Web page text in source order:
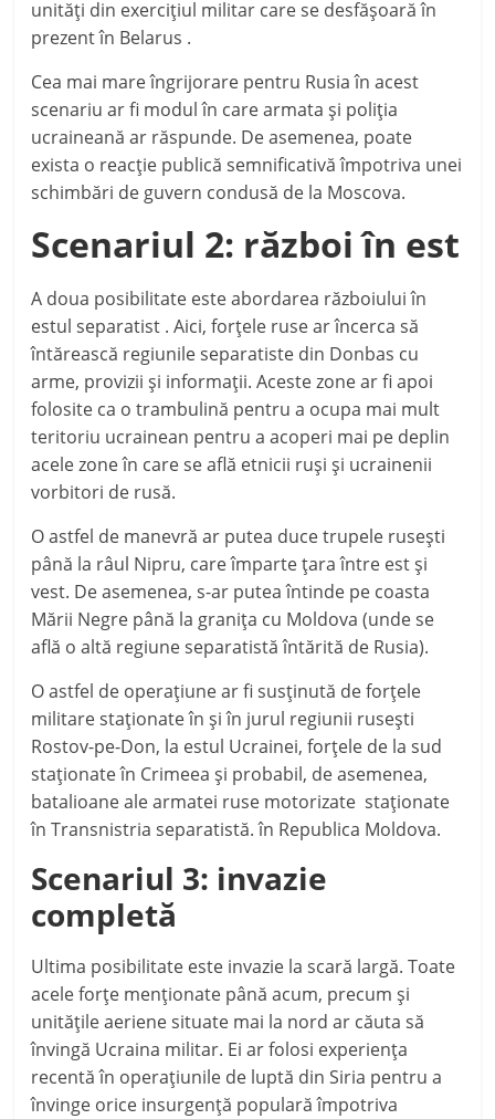
unităţi din exerciţiul militar care se desfăşoară în
prezent în Belarus .
Cea mai mare îngrijorare pentru Rusia în acest
scenariu ar fi modul în care armata şi poliţia
ucraineană ar răspunde. De asemenea, poate
exista o reacţie publică semnificativă împotriva unei
schimbări de guvern condusă de la Moscova.
Scenariul 2: război în est
A doua posibilitate este abordarea războiului în
estul separatist . Aici, forţele ruse ar încerca să
întărească regiunile separatiste din Donbas cu
arme, provizii şi informaţii. Aceste zone ar fi apoi
folosite ca o trambulină pentru a ocupa mai mult
teritoriu ucrainean pentru a acoperi mai pe deplin
acele zone în care se află etnicii ruşi şi ucrainenii
vorbitori de rusă.
O astfel de manevră ar putea duce trupele ruseşti
până la râul Nipru, care împarte ţara între est şi
vest. De asemenea, s-ar putea întinde pe coasta
Mării Negre până la graniţa cu Moldova (unde se
află o altă regiune separatistă întărită de Rusia).
O astfel de operaţiune ar fi susţinută de forţele
militare staţionate în şi în jurul regiunii ruseşti
Rostov-pe-Don, la estul Ucrainei, forţele de la sud
staţionate în Crimeea şi probabil, de asemenea,
batalioane ale armatei ruse motorizate staţionate
în Transnistria separatistă. în Republica Moldova.
Scenariul 3: invazie
completă
Ultima posibilitate este invazie la scară largă. Toate
acele forţe menţionate până acum, precum şi
unităţile aeriene situate mai la nord ar căuta să
învingă Ucraina militar. Ei ar folosi experienţa
recentă în operaţiunile de luptă din Siria pentru a
învinge orice insurgenţă populară împotriva